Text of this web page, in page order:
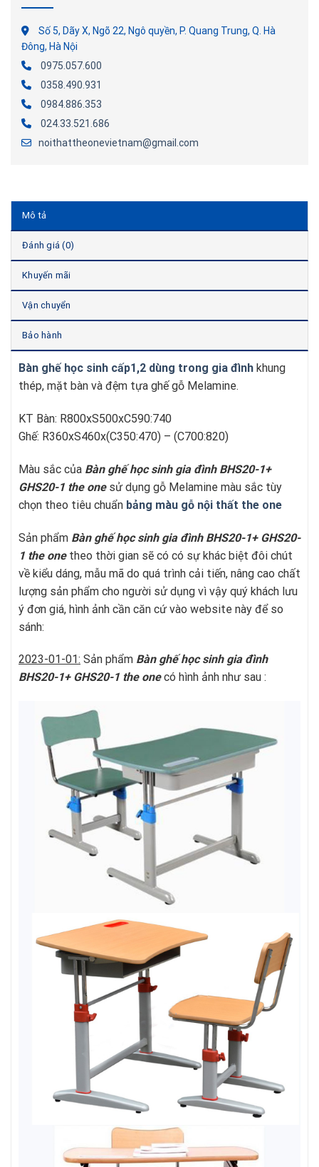
Số 5, Dãy X, Ngõ 22, Ngô quyền, P. Quang Trung, Q. Hà
Đông, Hà Nội
0975.057.600
0358.490.931
0984.886.353
024.33.521.686
noithattheonevietnam@gmail.com
Mô tả
Đánh giá (0)
Khuyến mãi
Vận chuyển
Bảo hành
Bàn ghế học sinh cấp1,2 dùng trong gia đình khung
thép, mặt bàn và đệm tựa ghế gỗ Melamine.
KT Bàn: R800xS500xC590:740
Ghế: R360xS460x(C350:470) – (C700:820)
Màu sắc của Bàn ghế học sinh gia đình BHS20-1+
GHS20-1 the one sử dụng gỗ Melamine màu sắc tùy
chọn theo tiêu chuẩn bảng màu gỗ nội thất the one
Sản phẩm Bàn ghế học sinh gia đình BHS20-1+ GHS20-
1 the onetheo thời gian sẽ có có sự khác biệt đôi chút
về kiểu dáng, mẫu mã do quá trình cải tiến, nâng cao chất
lượng sản phẩm cho người sử dụng vì vậy quý khách lưu
ý đơn giá, hình ảnh cần căn cứ vào website này để so
sánh:
2023-01-01: Sản phẩm Bàn ghế học sinh gia đình
BHS20-1+ GHS20-1 the onecó hình ảnh như sau :